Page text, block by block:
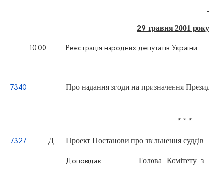
29 травня 2001 року
10.00 Реєстрація народних депутатів України.
7340 Про надання згоди на призначення
* * *
7327 Д Проект Постанови про звільнення суддів
Доповідає:
Голова Комітету з